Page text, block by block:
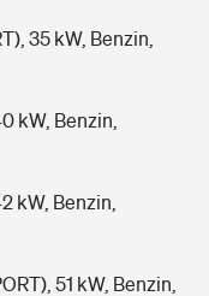
35 kW, Benzin,
kW, Benzin,
kW, Benzin,
51 kW, Benzin,